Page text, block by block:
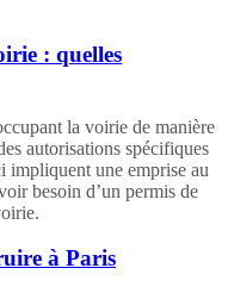
: quelles
la voirie de manière
autorisations spécifiques
impliquent une emprise au
besoin d’un permis de
à Paris